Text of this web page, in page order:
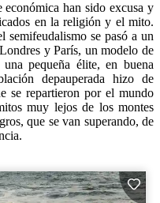
económica han sido excusa y
en la religión y el mito.
se pasó a un
y París, un modelo de
pequeña élite, en buena
depauperada hizo de
se repartieron por el mundo
muy lejos de los montes
que se van superando, de